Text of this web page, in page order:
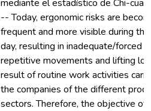
mediante el estadístico de Chi-
-- Today, ergonomic risks are
frequent and more visible during
day, resulting in inadequate/forced
repetitive movements and lifting
result of routine work activities
the companies of the different
sectors. Therefore, the objective of